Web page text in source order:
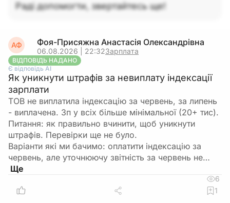
Раді допомогти, звертайтесь ще!
АФ Фоя-Присяжна Анастасія Олександрівна
06.08.2026 | 22:32Зарплата
ВІДПОВІДЬ НАДАНО
Є відповідь АІ
Як уникнути штрафів за невиплату індексації
зарплати
ТОВ не виплатила індексацію за червень, за липень
- виплачена. Зп у всіх більше мінімальної (20+ тис).
Питання: як правильно вчинити, щоб уникнути
штрафів. Перевірки ще не було.
Варіанти які ми бачимо: оплатити індексацію за
червень, але уточнюючу звітність за червень не…
6
1